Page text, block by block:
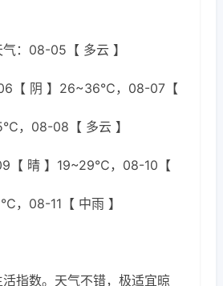
：08-05【 多云 】
【 阴 】26~36℃，08-07【
，08-08【 多云 】
【 晴 】19~29℃，08-10【
，08-11【 中雨 】
指数。天气不错，极适宜晾